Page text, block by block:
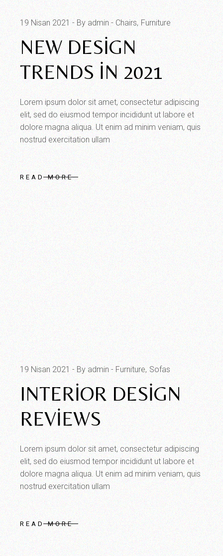
19 Nisan 2021 By admin Chairs Furniture
NEW DESIGN
TRENDS IN 2021
Lorem ipsum dolor sit amet, consectetur adipiscing
elit, sed do eiusmod tempor incididunt ut labore et
dolore magna aliqua. Ut enim ad minim veniam, quis
nostrud exercitation ullam
READ MORE
19 Nisan 2021 By admin Furniture Sofas
INTERIOR DESIGN
REVIEWS
Lorem ipsum dolor sit amet, consectetur adipiscing
elit, sed do eiusmod tempor incididunt ut labore et
dolore magna aliqua. Ut enim ad minim veniam, quis
nostrud exercitation ullam
READ MORE